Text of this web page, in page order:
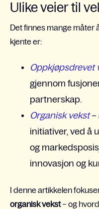
Ulike veier til
Det finnes mange måter
kjente er:
Oppkjøpsdrevet
gjennom
partnerskap.
Organisk vekst –
initiativer, ved å
og
innovasjon og
I denne artikkelen
organisk vekst– og